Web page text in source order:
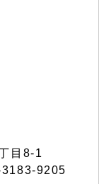
目 8-1
9205